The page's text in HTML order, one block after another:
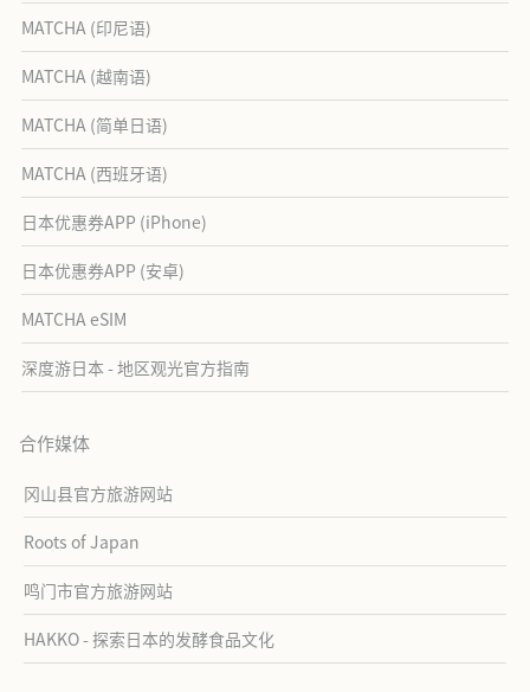
MATCHA (印尼语)
MATCHA (越南语)
MATCHA (简单日语)
MATCHA (西班牙语)
日本优惠券APP (iPhone)
日本优惠券APP (安卓)
MATCHA eSIM
深度游日本 - 地区观光官方指南
合作媒体
冈山县官方旅游网站
Roots of Japan
鸣门市官方旅游网站
HAKKO - 探索日本的发酵食品文化